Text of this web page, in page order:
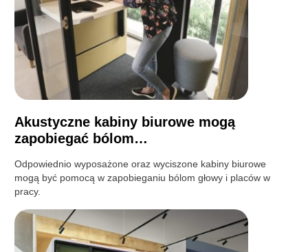
Akustyczne kabiny biurowe mogą
zapobiegać bólom…
Odpowiednio wyposażone oraz wyciszone kabiny biurowe
mogą być pomocą w zapobieganiu bólom głowy i placów w
pracy.